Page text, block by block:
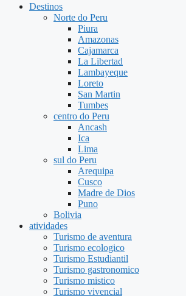
Destinos
Norte do Peru
Piura
Amazonas
Cajamarca
La Libertad
Lambayeque
Loreto
San Martin
Tumbes
centro do Peru
Ancash
Ica
Lima
sul do Peru
Arequipa
Cusco
Madre de Dios
Puno
Bolivia
atividades
Turismo de aventura
Turismo ecologico
Turismo Estudiantil
Turismo gastronomico
Turismo mistico
Turismo vivencial